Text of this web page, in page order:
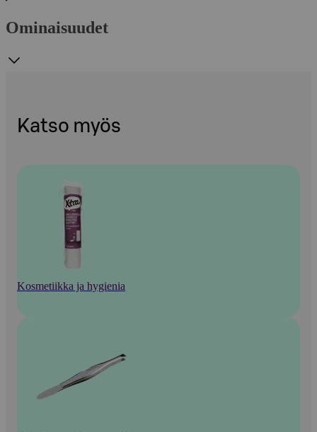
Ominaisuudet
Katso myös
Kosmetiikka ja hygienia